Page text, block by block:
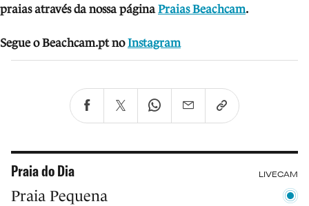
praias através da nossa páginaPraias Beachcam.
Segue o Beachcam.pt no Instagram
Praia do Dia LIVECAM
Praia Pequena